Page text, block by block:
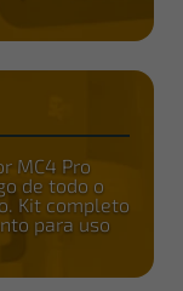
MC4 Pro
de todo o
Kit completo
para uso